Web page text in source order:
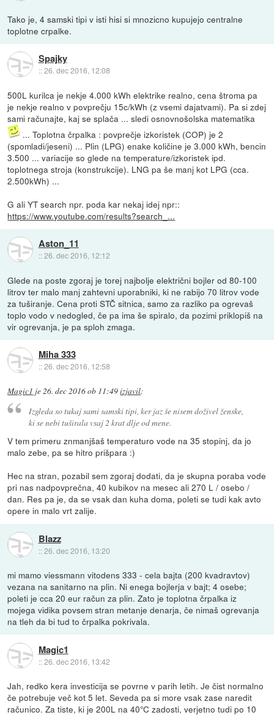
Tako je, 4 samski tipi v isti hisi si mnozicno kupujejo centralne
toplotne crpalke.
Spajky
::26. dec 2016, 12:08
500L kurilca je nekje 4.000 kWh elektrike realno, cena štroma pa
je nekje realno v povprečju 15c/kWh (z vsemi dajatvami). Pa si zdej
sami računajte, kaj se splača ... sledi osnovnošolska matematika
... Toplotna črpalka : povprečje izkoristek (COP) je 2
(spomladi/jeseni) ... Plin (LPG) enake količine je 3.000 kWh, bencin
3.500 ... variacije so glede na temperature/izkoristek ipd.
toplotnega stroja (konstrukcije). LNG pa še manj kot LPG (cca.
2.500kWh) ...
G ali YT search npr. poda kar nekaj idej npr::
https://www.youtube.com/results?search_...
Aston_11
::26. dec 2016, 12:12
Glede na poste zgoraj je torej najbolje električni bojler od 80-100
litrov ter malo manj zahtevni uporabniki, ki ne rabijo 70 litrov vode
za tuširanje. Cena proti STČ sitnica, samo za razliko pa ogrevaš
toplo vodo v nedogled, če pa ima še spiralo, da pozimi priklopiš na
vir ogrevanja, je pa sploh zmaga.
Miha 333
::26. dec 2016, 12:58
Magic1 je26. dec 2016 ob 11:49izjavil:
Izgleda so tukaj sami samski tipi, ker jaz še nisem doživel ženske,
ki se nebi tuširala vsaj 2 krat dlje od mene.
V tem primeru znmanjšaš temperaturo vode na 35 stopinj, da jo
malo zebe, pa se hitro prišpara :)
Hec na stran, pozabil sem zgoraj dodati, da je skupna poraba vode
pri nas nadpovprečna, 40 kubikov na mesec ali 270 L / osebo /
dan. Res pa je, da se vsak dan kuha doma, poleti se tudi kak avto
opere in malo vrt zalije.
Blazz
::26. dec 2016, 13:20
mi mamo viessmann vitodens 333 - cela bajta (200 kvadravtov)
vezana na sanitarno na plin. Ni enega bojlerja v bajt; 4 osebe;
poleti je cca 20 eur račun za plin. Zato je toplotna črpalka iz
mojega vidika povsem stran metanje denarja, če nimaš ogrevanja
na tleh da bi tud to črpalka pokrivala.
Magic1
::26. dec 2016, 13:42
Jah, redko kera investicija se povrne v parih letih. Je čist normalno
če potrebuje več kot 5 let. Seveda pa si more vsak zase naredit
računico. Za tiste, ki je 200L na 40°C zadosti, verjetno tudi po 10